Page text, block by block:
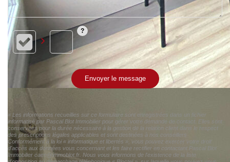
Envoyer le message
« Les informations recueillies sur ce formulaire sont enregistrées dans un fichier
informatisé par Pascal Blot Immobilier pour gérer votre demande de contact. Elles sont
conservées pour la durée nécessaire à la gestion de la relation client dans le respect
des prescriptions légales applicables et sont destinées à nos conseillers
Conformément à la loi « informatique et libertés », vous pouvez exercer votre droit
d'accès aux données vous concernant et les faire rectifier en contactant Pascal Blot
Immobilier caen@immoblot.fr. Nous vous informons de l'existence de la liste